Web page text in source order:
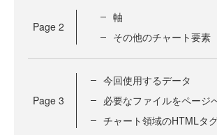
Page 2
軸
その他のチャート要素
Page 3
今回使用するデータ
必要なファイルをページ
チャート領域のHTMLタ